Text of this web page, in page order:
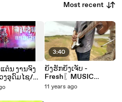
Most recent
ຕ໋ນ ງານ​ຈົງ​
ງ​ອຸ​ດົມ​ໄຊ/
ชีน
3:40
ຍິ່ງຮັກຍິ່ງເຈັບ -
Fresh〖MUSIC
VIDEO〗【Official】
11 years ago